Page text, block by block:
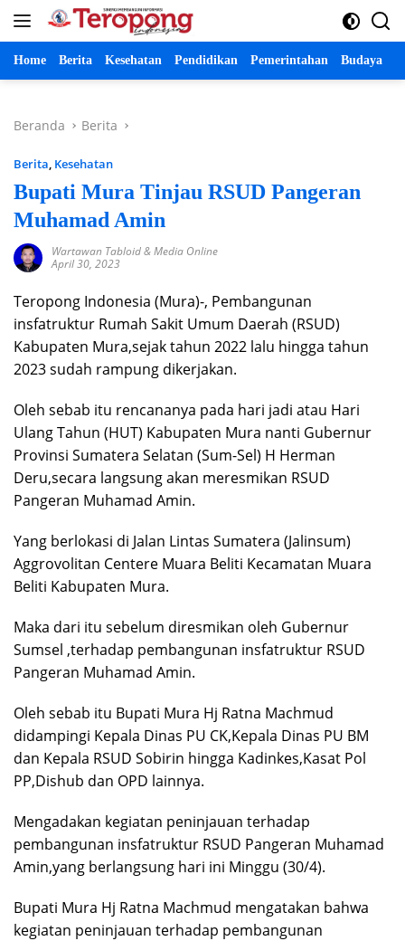
Langsung
Home Berita Kesehatan Pendidikan Pemerintahan Budaya
Beranda Berita
Berita, Kesehatan
Bupati Mura Tinjau RSUD Pangeran
Muhamad Amin
Wartawan Tabloid & Media Online
April 30, 2023
Teropong Indonesia (Mura)-, Pembangunan
insfatruktur Rumah Sakit Umum Daerah (RSUD)
Kabupaten Mura,sejak tahun 2022 lalu hingga tahun
2023 sudah rampung dikerjakan.
Oleh sebab itu rencananya pada hari jadi atau Hari
Ulang Tahun (HUT) Kabupaten Mura nanti Gubernur
Provinsi Sumatera Selatan (Sum-Sel) H Herman
Deru,secara langsung akan meresmikan RSUD
Pangeran Muhamad Amin.
Yang berlokasi di Jalan Lintas Sumatera (Jalinsum)
Aggrovolitan Centere Muara Beliti Kecamatan Muara
Beliti Kabupaten Mura.
Maka dari itu sebelum diresmikan oleh Gubernur
Sumsel ,terhadap pembangunan insfatruktur RSUD
Pangeran Muhamad Amin.
Oleh sebab itu Bupati Mura Hj Ratna Machmud
didampingi Kepala Dinas PU CK,Kepala Dinas PU BM
dan Kepala RSUD Sobirin hingga Kadinkes,Kasat Pol
PP,Dishub dan OPD lainnya.
Mengadakan kegiatan peninjauan terhadap
pembangunan insfatruktur RSUD Pangeran Muhamad
Amin,yang berlangsung hari ini Minggu (30/4).
Bupati Mura Hj Ratna Machmud mengatakan bahwa
kegiatan peninjauan terhadap pembangunan